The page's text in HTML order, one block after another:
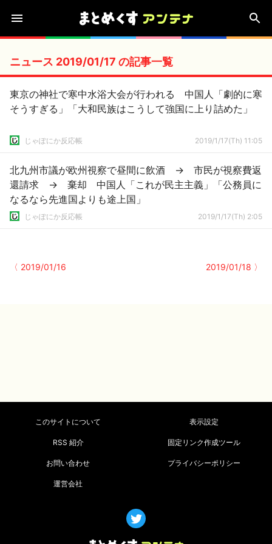
ニュース 2019/01/17 の記事一覧
東京の神社で寒中水浴大会が行われる 中国人「劇的に寒
そうすぎる」「大和民族はこうして強国に上り詰めた」
じゃぽにか反応帳 2019/1/17(Th) 11:05
北九州市議が欧州視察で昼間に飲酒 → 市民が視察費返
還請求 → 棄却 中国人「これが民主主義」「公務員に
なるなら先進国よりも途上国」
じゃぽにか反応帳 2019/1/17(Th) 2:05
〈 2019/01/16 2019/01/18 〉
このサイトについて 表示設定
RSS 紹介 固定リンク作成ツール
お問い合わせ プライバシーポリシー
運営会社